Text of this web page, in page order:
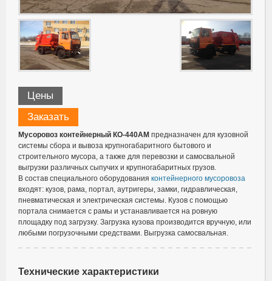
Цены
Заказать
Мусоровоз контейнерный КО-440АМ предназначен для кузовной
системы сбора и вывоза крупногабаритного бытового и
строительного мусора, а также для перевозки и самосвальной
выгрузки различных сыпучих и крупногабаритных грузов.
В состав специального оборудования контейнерного мусоровоза
входят: кузов, рама, портал, аутригеры, замки, гидравлическая,
пневматическая и электрическая системы. Кузов с помощью
портала снимается с рамы и устанавливается на ровную
площадку под загрузку. Загрузка кузова производится вручную, или
любыми погрузочными средствами. Выгрузка самосвальная.
Технические характеристики